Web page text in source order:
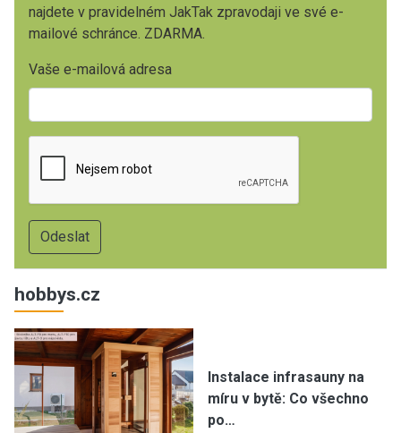
najdete v pravidelném JakTak zpravodaji ve své e-
mailové schránce. ZDARMA.
Vaše e-mailová adresa
hobbys.cz
Instalace infrasauny na
míru v bytě: Co všechno
po…